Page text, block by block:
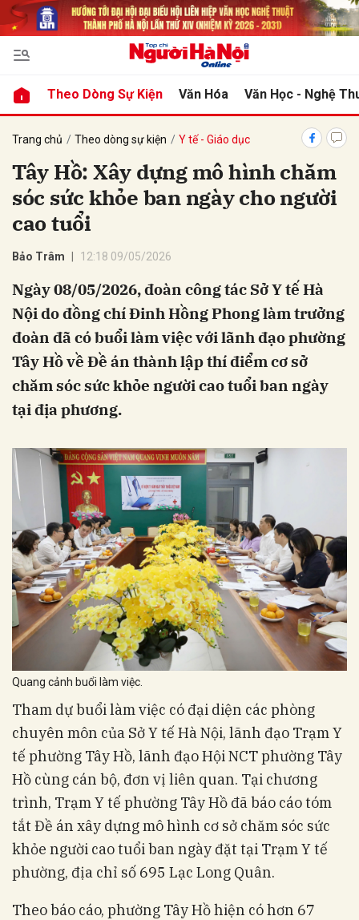
Theo Dòng Sự Kiện Văn Hóa Văn Học - Nghệ
Trang chủ Theo dòng sự kiện Y tế - Giáo dục
Tây Hồ: Xây dựng mô hình chăm
sóc sức khỏe ban ngày cho người
cao tuổi
Bảo Trâm 12:18 09/05/2026
Ngày 08/05/2026, đoàn công tác Sở Y tế Hà
Nội do đồng chí Đinh Hồng Phong làm trưởng
đoàn đã có buổi làm việc với lãnh đạo phường
Tây Hồ về Đề án thành lập thí điểm cơ sở
chăm sóc sức khỏe người cao tuổi ban ngày
tại địa phương.
Quang cảnh buổi làm việc.
Tham dự buổi làm việc có đại diện các phòng
chuyên môn của Sở Y tế Hà Nội, lãnh đạo Trạm Y
tế phường Tây Hồ, lãnh đạo Hội NCT phường Tây
Hồ cùng cán bộ, đơn vị liên quan. Tại chương
trình, Trạm Y tế phường Tây Hồ đã báo cáo tóm
tắt Đề án xây dựng mô hình cơ sở chăm sóc sức
khỏe người cao tuổi ban ngày đặt tại Trạm Y tế
phường, địa chỉ số 695 Lạc Long Quân.
Theo báo cáo, phường Tây Hồ hiện có hơn 67
luận